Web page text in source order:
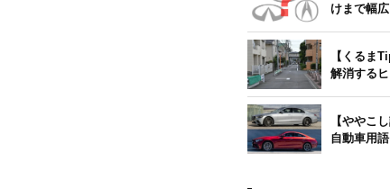
けまで幅広
【くるま
解消する
【ややこ
自動車用